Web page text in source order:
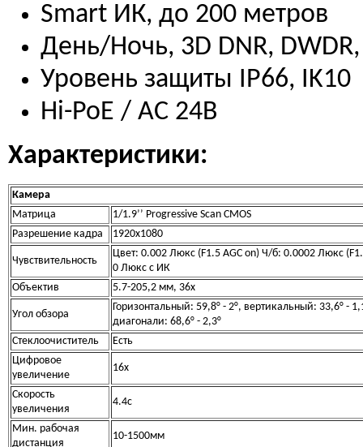
Smart ИК, до 200 метров
День/Ночь, 3D DNR, DWDR,
Уровень защиты IP66, IK10
Hi-PoE / AC 24В
Характеристики:
Камера
Матрица
1/1.9’’ Progressive Scan CMOS
Разрешение кадра
1920х1080
Чувствительность
Цвет: 0.002 Люкс (F1.5 AGC on) Ч/б: 0.0002 Люкс
0 Люкс с ИК
Объектив
5.7-205,2 мм, 36x
Угол обзора
Горизонтальный: 59,8° - 2°, вертикальный: 33,6° -
диагонали: 68,6° - 2,3°
Стеклоочиститель
Есть
Цифровое
увеличение
16х
Скорость
увеличения
4.4с
Мин. рабочая
дистанция
10-1500мм